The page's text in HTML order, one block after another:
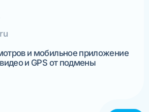
и мобильное приложение
и GPS от подмены